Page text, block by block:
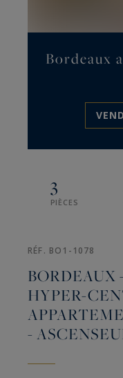
Bordeaux
3
PIÈCES
RÉF. BO1-1078
BORDEAUX
HYPER-
-